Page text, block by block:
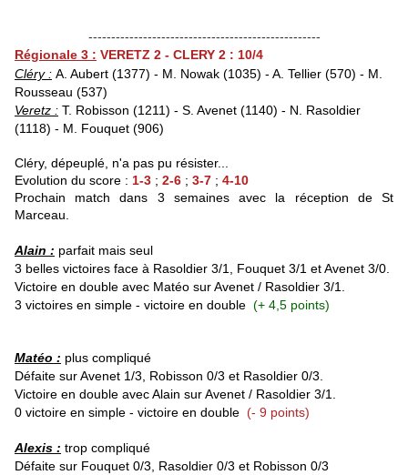
---------------------------------------------------
Régionale 3 : VERETZ 2 - CLERY 2 : 10/4
Cléry : A. Aubert (1377) - M . Nowak (1035) - A. Tellier (570) - M.
Rousseau (537)
Veretz : T. Robisson (1211) - S. Avenet (1140) - N. Rasoldier
(1118) - M. Fouquet (906)
Cléry, dépeuplé, n'a pas pu résister...
Evolution du score : 1-3 ; 2-6 ; 3-7 ; 4-10
Prochain match dans 3 semaines avec la réception de St
Marceau.
Alain : parfait mais seul
3 belles victoires face à Rasoldier 3/1, Fouquet 3/1 et Avenet 3/0.
Victoire en double avec Matéo sur Avenet / Rasoldier 3/1.
3 victoires en simple - victoire en double (+ 4,5 points)
Matéo : plus compliqué
Défaite sur Avenet 1/3, Robisson 0/3 et Rasoldier 0/3.
Victoire en double avec Alain sur Avenet / Rasoldier 3/1.
0 victoire en simple - victoire en double (- 9 points)
Alexis : trop compliqué
Défaite sur Fouquet 0/3, Rasoldier 0/3 et Robisson 0/3